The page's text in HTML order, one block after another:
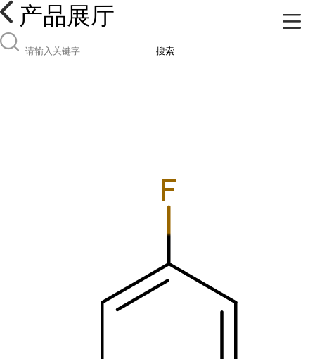
产品展厅
搜索